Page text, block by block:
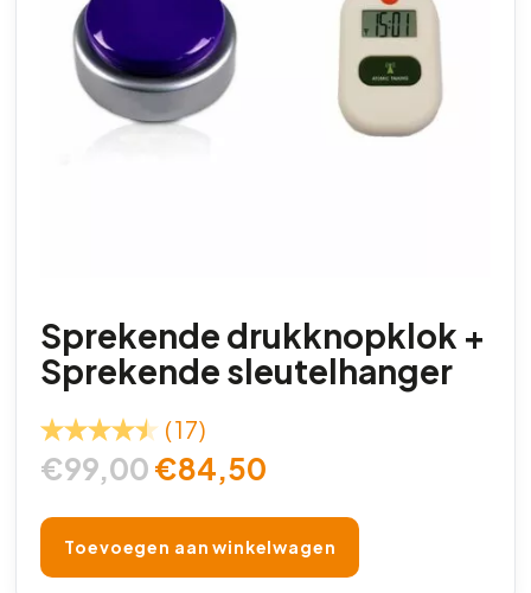
Sprekende drukknopklok +
Sprekende sleutelhanger
(17)
€99,00€84,50
Toevoegen aan winkelwagen